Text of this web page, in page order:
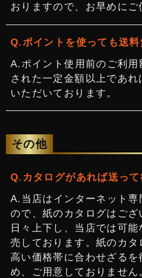
おりますので、お早めにご
ポイントを使っても送
ポイント使用前のご利
された一定金額以上であ
いただいております。
その他
カタログがあれば送っ
当店はインターネット
ので、紙のカタログはご
日々上下し、当店では可
売しております。紙のカタ
高い価格帯に合わせざる
め、ご用意しておりませ